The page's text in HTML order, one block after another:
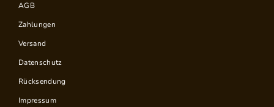
AGB
Zahlungen
Versand
Datenschutz
Rücksendung
Impressum